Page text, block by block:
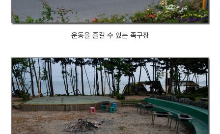
운동을 즐길 수 있는 족구장